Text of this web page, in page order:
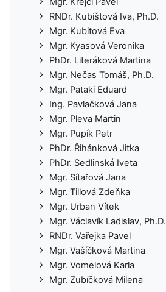
RNDr. Kubištová Iva, Ph.D.
Mgr. Kubitová Eva
Mgr. Kyasová Veronika
PhDr. Literáková Martina
Mgr. Nečas Tomáš, Ph.D.
Mgr. Pataki Eduard
Ing. Pavlačková Jana
Mgr. Pleva Martin
Mgr. Pupík Petr
PhDr. Řihánková Jitka
PhDr. Sedlinská Iveta
Mgr. Sítařová Jana
Mgr. Tillová Zdeňka
Mgr. Urban Vítek
Mgr. Václavík Ladislav, Ph.D.
RNDr. Vařejka Pavel
Mgr. Vašíčková Martina
Mgr. Vomelová Karla
Mgr. Zubíčková Milena